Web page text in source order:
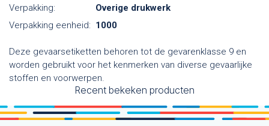
Verpakking:
Overige drukwerk
Verpakking eenheid: 1000
Deze gevaarsetiketten behoren tot de gevarenklasse 9 en
worden gebruikt voor het kenmerken van diverse gevaarlijke
stoffen en voorwerpen.
Recent bekeken producten